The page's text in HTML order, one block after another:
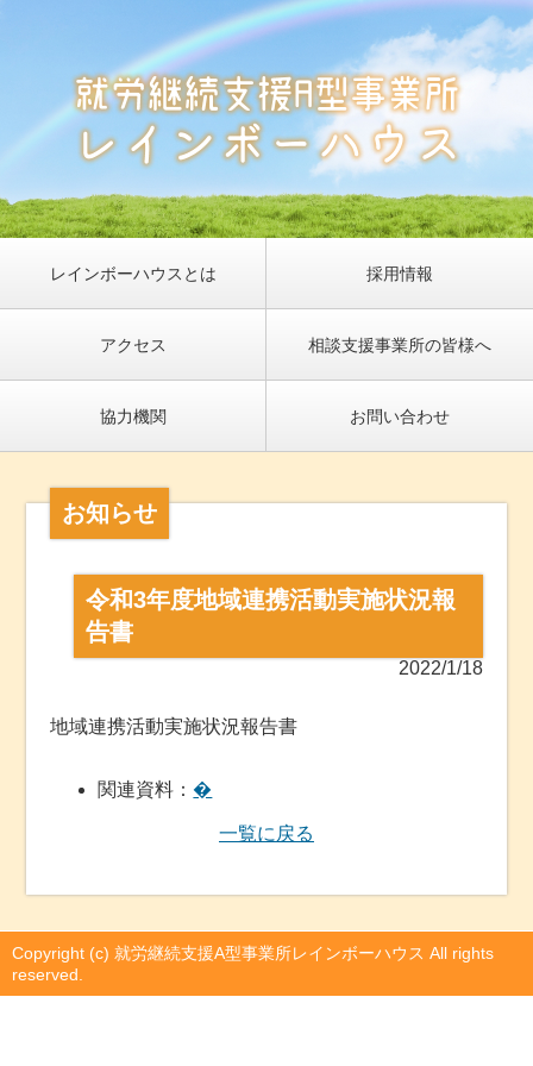
レインボーハウスとは 採用情報
アクセス 相談支援事業所の皆様へ
協力機関 お問い合わせ
お知らせ
令和3年度地域連携活動実施状況報
告書
2022/1/18
地域連携活動実施状況報告書
関連資料： �
一覧に戻る
Copyright (c) 就労継続支援A型事業所レインボーハウス All rights
reserved.